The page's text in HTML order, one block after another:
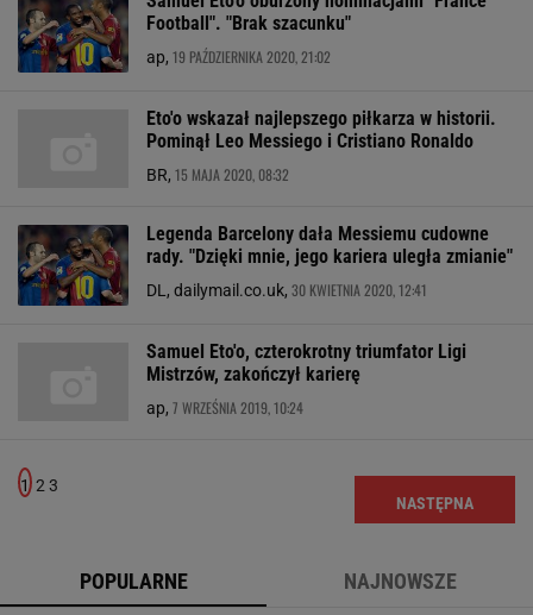
Football". "Brak szacunku"
ap, 19 PAŹDZIERNIKA 2020, 21:02
Eto'o wskazał najlepszego piłkarza w historii.
Pominął Leo Messiego i Cristiano Ronaldo
BR, 15 MAJA 2020, 08:32
Legenda Barcelony dała Messiemu cudowne
rady. "Dzięki mnie, jego kariera uległa zmianie"
DL, dailymail.co.uk, 30 KWIETNIA 2020, 12:41
Samuel Eto'o, czterokrotny triumfator Ligi
Mistrzów, zakończył karierę
ap, 7 WRZEŚNIA 2019, 10:24
1 2 3
NASTĘPNA
POPULARNE NAJNOWSZE